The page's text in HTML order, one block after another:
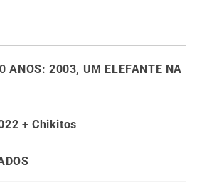
ANOS: 2003, UM ELEFANTE NA
+ Chikitos